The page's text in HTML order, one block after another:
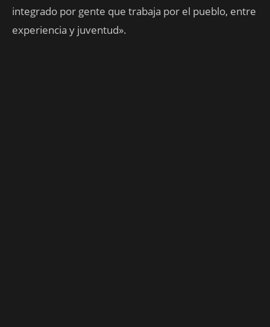
integrado por gente que trabaja por el pueblo, entre
experiencia y juventud».